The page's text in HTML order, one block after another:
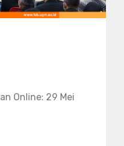
Online: 29 Mei